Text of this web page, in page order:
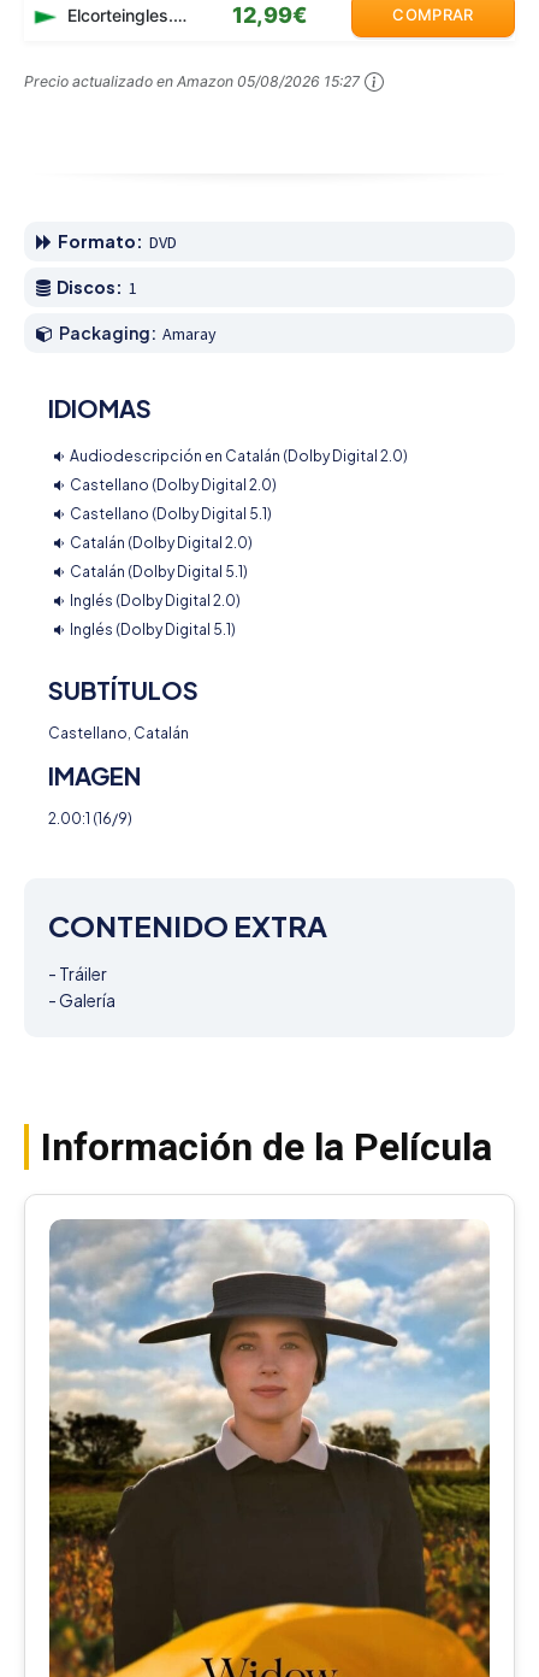
Elcorteingles.es 12,99€ COMPRAR
Precio actualizado en Amazon 05/08/2026 15:27
Formato: DVD
Discos: 1
Packaging: Amaray
IDIOMAS
Audiodescripción en Catalán (Dolby Digital 2.0)
Castellano (Dolby Digital 2.0)
Castellano (Dolby Digital 5.1)
Catalán (Dolby Digital 2.0)
Catalán (Dolby Digital 5.1)
Inglés (Dolby Digital 2.0)
Inglés (Dolby Digital 5.1)
SUBTÍTULOS
Castellano, Catalán
IMAGEN
2.00:1 (16/9)
CONTENIDO EXTRA
- Tráiler
- Galería
Información de la Película